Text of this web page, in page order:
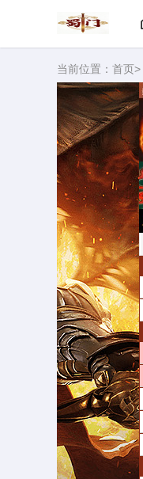
当前位置： 首页>